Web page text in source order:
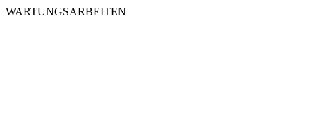
WARTUNGSARBEITEN